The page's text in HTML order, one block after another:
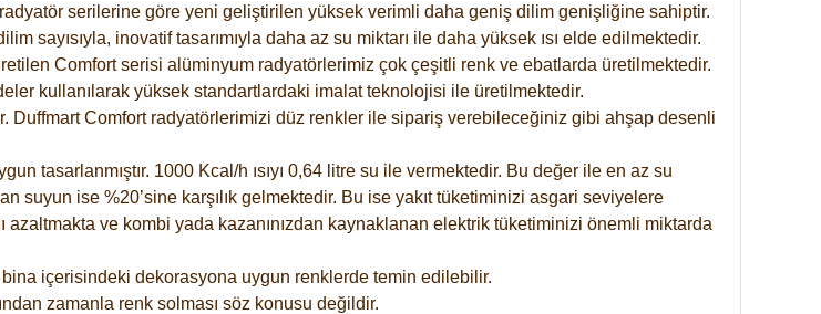
serilerine göre yeni geliştirilen yüksek verimli daha geniş dilim genişliğine sahiptir.
sayısıyla, inovatif tasarımıyla daha az su miktarı ile daha yüksek ısı elde edilmektedir.
Comfort serisi alüminyum radyatörlerimiz çok çeşitli renk ve ebatlarda üretilmektedir.
kullanılarak yüksek standartlardaki imalat teknolojisi ile üretilmektedir.
Duffmart Comfort radyatörlerimizi düz renkler ile sipariş verebileceğiniz gibi ahşap desenli
tasarlanmıştır. 1000 Kcal/h ısıyı 0,64 litre su ile vermektedir. Bu değer ile en az su
suyun ise %20’sine karşılık gelmektedir. Bu ise yakıt tüketiminizi asgari seviyelere
azaltmakta ve kombi yada kazanınızdan kaynaklanan elektrik tüketiminizi önemli miktarda
içerisindeki dekorasyona uygun renklerde temin edilebilir.
zamanla renk solması söz konusu değildir.